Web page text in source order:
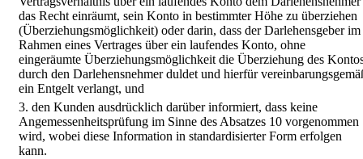
das Recht einräumt, sein Konto in bestimmter Höhe zu überziehen
(Überziehungsmöglichkeit) oder darin, dass der Darlehensgeber im
Rahmen eines Vertrages über ein laufendes Konto, ohne
eingeräumte Überziehungsmöglichkeit die Überziehung des
durch den Darlehensnehmer duldet und hierfür
ein Entgelt verlangt, und
3. den Kunden ausdrücklich darüber informiert, dass keine
Angemessenheitsprüfung im Sinne des Absatzes 10 vorgenommen
wird, wobei diese Information in standardisierter Form erfolgen
kann.